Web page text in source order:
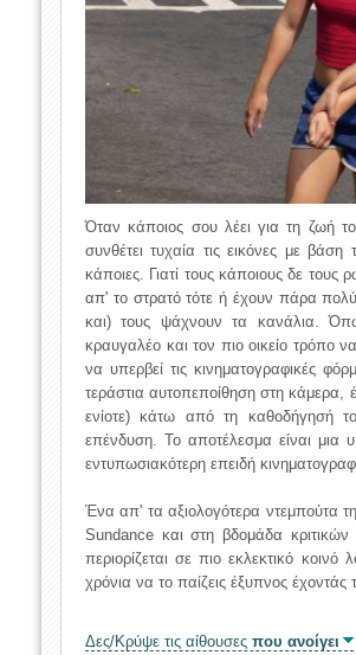
Όταν κάποιος σου λέει για τη ζωή
συνθέτει τυχαία τις εικόνες με
κάποιες. Γιατί τους κάποιους δε τους
απ' το στρατό τότε ή έχουν πάρα
και) τους ψάχνουν τα κανάλια.
κραυγαλέο και τον πιο οικείο τρόπο
να υπερβεί τις κινηματογραφικές
τεράστια αυτοπεποίθηση στη κάμερα,
ενίοτε) κάτω από τη καθοδήγησή
επένδυση. Το αποτέλεσμα είναι μια
εντυπωσιακότερη επειδή
Ένα απ' τα αξιολογότερα ντεμπούτα
Sundance και στη βδομάδα
περιορίζεται σε πιο εκλεκτικό
χρόνια να το παίζεις έξυπνος έχοντάς
Δες/Κρύψε τις αίθουσες που ανοίγει